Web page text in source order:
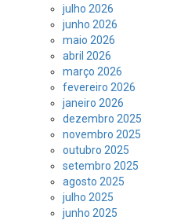
julho 2026
junho 2026
maio 2026
abril 2026
março 2026
fevereiro 2026
janeiro 2026
dezembro 2025
novembro 2025
outubro 2025
setembro 2025
agosto 2025
julho 2025
junho 2025